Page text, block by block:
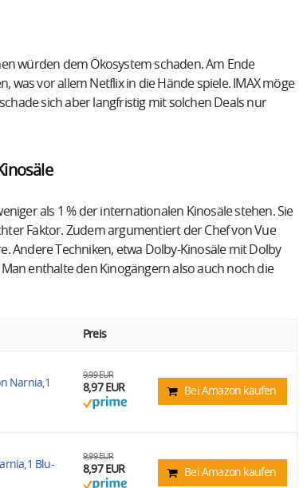
würden dem Ökosystem schaden. Am Ende
was vor allem Netflix in die Hände spiele. IMAX möge
sich aber langfristig mit solchen Deals nur
als 1 % der internationalen Kinosäle stehen. Sie
Faktor. Zudem argumentiert der Chef von Vue
Andere Techniken, etwa Dolby-Kinosäle mit Dolby
enthalte den Kinogängern also auch noch die
Preis
Narnia,1
9,99 EUR
8,97 EUR Bei Amazon kaufen
Blu-
9,99 EUR
8,97 EUR Bei Amazon kaufen